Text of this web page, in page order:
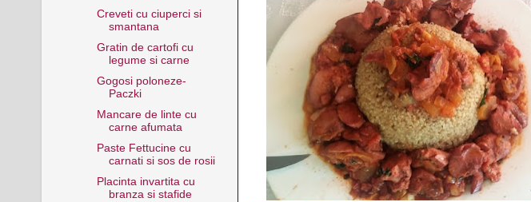
Creveti cu ciuperci si
smantana
Gratin de cartofi cu
legume si carne
Gogosi poloneze-
Paczki
Mancare de linte cu
carne afumata
Paste Fettucine cu
carnati si sos de rosii
Placinta invartita cu
branza si stafide